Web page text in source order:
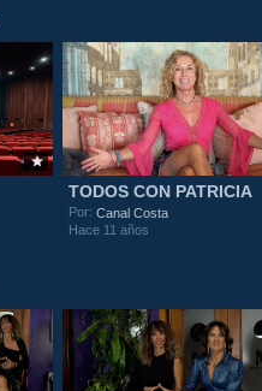
TODOS CON PATRICIA
Por:Canal Costa
Hace 11 años